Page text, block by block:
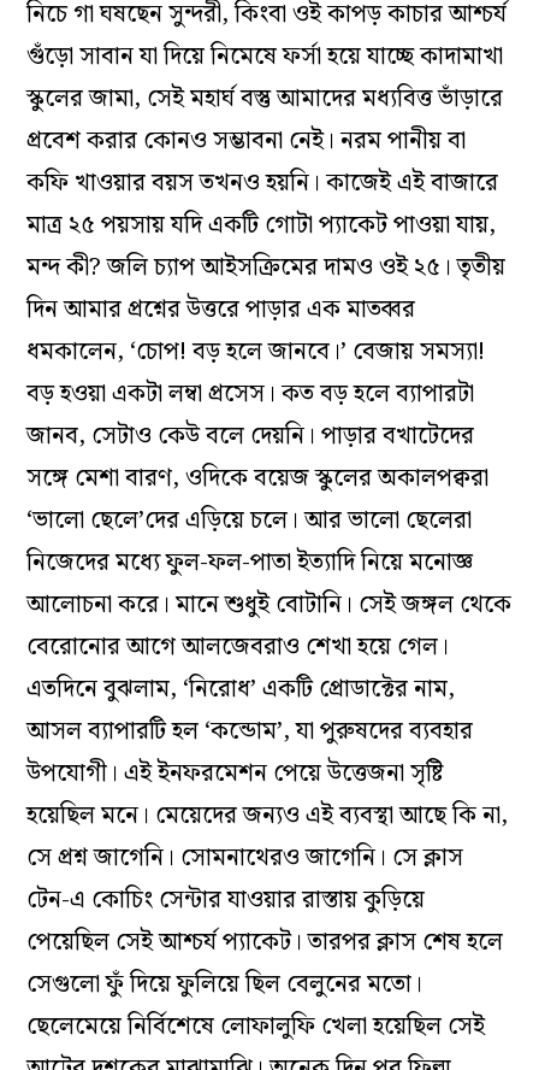
নিচে গা ঘষছেন সুন্দরী, কিংবা ওই কাপড় কাচার আশ্চর্য
গুঁড়ো সাবান যা দিয়ে নিমেষে ফর্সা হয়ে যাচ্ছে কাদামাখা
স্কুলের জামা, সেই মহার্ঘ বস্তু আমাদের মধ্যবিত্ত ভাঁড়ারে
প্রবেশ করার কোনও সম্ভাবনা নেই। নরম পানীয় বা
কফি খাওয়ার বয়স তখনও হয়নি। কাজেই এই বাজারে
মাত্র ২৫ পয়সায় যদি একটি গোটা প্যাকেট পাওয়া যায়,
মন্দ কী? জলি চ্যাপ আইসক্রিমের দামও ওই ২৫। তৃতীয়
দিন আমার প্রশ্নের উত্তরে পাড়ার এক মাতব্বর
ধমকালেন, ‘চোপ! বড় হলে জানবে।’ বেজায় সমস্যা!
বড় হওয়া একটা লম্বা প্রসেস। কত বড় হলে ব্যাপারটা
জানব, সেটাও কেউ বলে দেয়নি। পাড়ার বখাটেদের
সঙ্গে মেশা বারণ, ওদিকে বয়েজ স্কুলের অকালপক্বরা
‘ভালো ছেলে’দের এড়িয়ে চলে। আর ভালো ছেলেরা
নিজেদের মধ্যে ফুল-ফল-পাতা ইত্যাদি নিয়ে মনোজ্ঞ
আলোচনা করে। মানে শুধুই বোটানি। সেই জঙ্গল থেকে
বেরোনোর আগে আলজেবরাও শেখা হয়ে গেল।
এতদিনে বুঝলাম, ‘নিরোধ’ একটি প্রোডাক্টের নাম,
আসল ব্যাপারটি হল ‘কন্ডোম’, যা পুরুষদের ব্যবহার
উপযোগী। এই ইনফরমেশন পেয়ে উত্তেজনা সৃষ্টি
হয়েছিল মনে। মেয়েদের জন্যও এই ব্যবস্থা আছে কি না,
সে প্রশ্ন জাগেনি। সোমনাথেরও জাগেনি। সে ক্লাস
টেন-এ কোচিং সেন্টার যাওয়ার রাস্তায় কুড়িয়ে
পেয়েছিল সেই আশ্চর্য প্যাকেট। তারপর ক্লাস শেষ হলে
সেগুলো ফুঁ দিয়ে ফুলিয়ে ছিল বেলুনের মতো।
ছেলেমেয়ে নির্বিশেষে লোফালুফি খেলা হয়েছিল সেই